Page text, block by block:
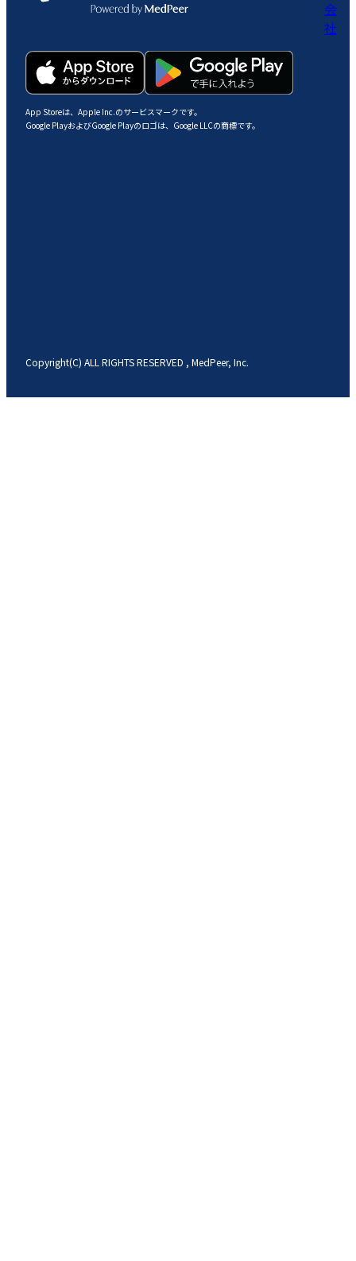
App Storeは、Apple Inc.のサービスマークです。
Google PlayおよびGoogle Playのロゴは、Google LLCの商標です。
会
社
Copyright(C) ALL RIGHTS RESERVED , MedPeer, Inc.